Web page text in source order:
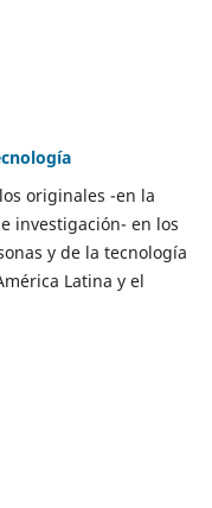
originales -en la
investigación- en los
y de la tecnología
Latina y el